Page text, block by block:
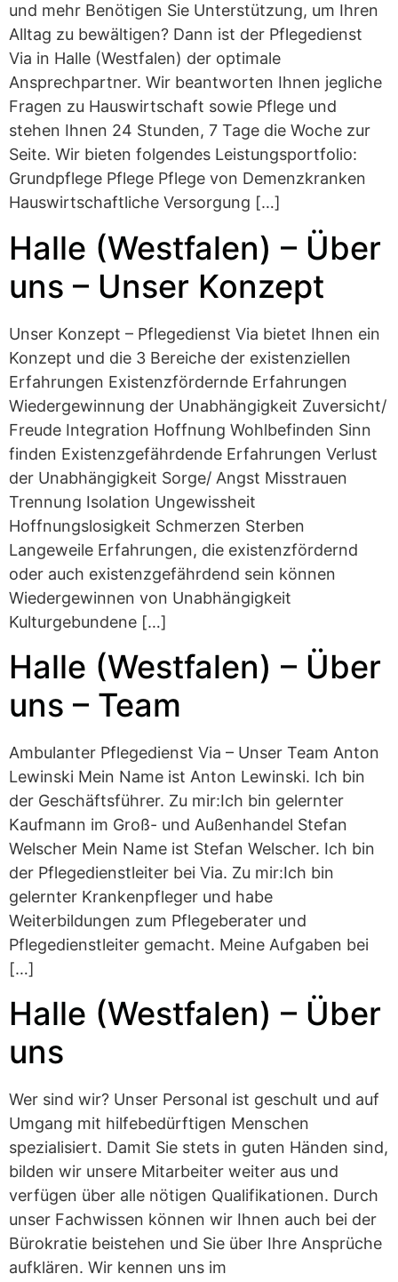
und mehr Benötigen Sie Unterstützung, um Ihren
Alltag zu bewältigen? Dann ist der Pflegedienst
Via in Halle (Westfalen) der optimale
Ansprechpartner. Wir beantworten Ihnen jegliche
Fragen zu Hauswirtschaft sowie Pflege und
stehen Ihnen 24 Stunden, 7 Tage die Woche zur
Seite. Wir bieten folgendes Leistungsportfolio:
Grundpflege Pflege Pflege von Demenzkranken
Hauswirtschaftliche Versorgung […]
Halle (Westfalen) – Über
uns – Unser Konzept
Unser Konzept – Pflegedienst Via bietet Ihnen ein
Konzept und die 3 Bereiche der existenziellen
Erfahrungen Existenzfördernde Erfahrungen
Wiedergewinnung der Unabhängigkeit Zuversicht/
Freude Integration Hoffnung Wohlbefinden Sinn
finden Existenzgefährdende Erfahrungen Verlust
der Unabhängigkeit Sorge/ Angst Misstrauen
Trennung Isolation Ungewissheit
Hoffnungslosigkeit Schmerzen Sterben
Langeweile Erfahrungen, die existenzfördernd
oder auch existenzgefährdend sein können
Wiedergewinnen von Unabhängigkeit
Kulturgebundene […]
Halle (Westfalen) – Über
uns – Team
Ambulanter Pflegedienst Via – Unser Team Anton
Lewinski Mein Name ist Anton Lewinski. Ich bin
der Geschäftsführer. Zu mir:Ich bin gelernter
Kaufmann im Groß- und Außenhandel Stefan
Welscher Mein Name ist Stefan Welscher. Ich bin
der Pflegedienstleiter bei Via. Zu mir:Ich bin
gelernter Krankenpfleger und habe
Weiterbildungen zum Pflegeberater und
Pflegedienstleiter gemacht. Meine Aufgaben bei
[…]
Halle (Westfalen) – Über
uns
Wer sind wir? Unser Personal ist geschult und auf
Umgang mit hilfebedürftigen Menschen
spezialisiert. Damit Sie stets in guten Händen sind,
bilden wir unsere Mitarbeiter weiter aus und
verfügen über alle nötigen Qualifikationen. Durch
unser Fachwissen können wir Ihnen auch bei der
Bürokratie beistehen und Sie über Ihre Ansprüche
aufklären. Wir kennen uns im